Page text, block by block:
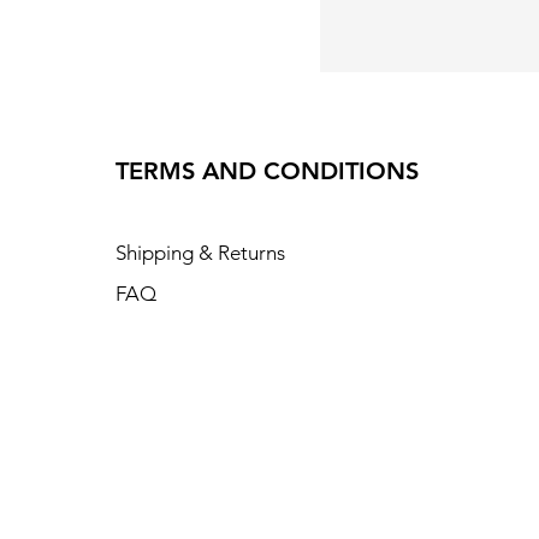
TERMS AND CONDITIONS
Shipping & Returns
FAQ